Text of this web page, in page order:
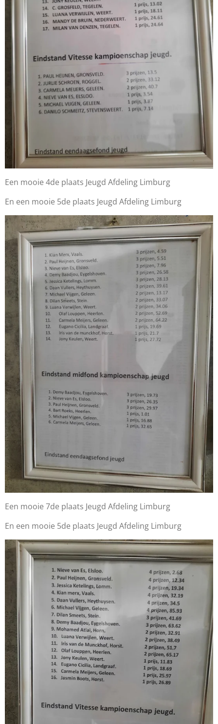
Een mooie 4de plaats Jeugd Afdeling Limburg
En een mooie 5de plaats Jeugd Afdeling Limburg
Een mooie 7de plaats Jeugd Afdeling Limburg
En een mooie 5de plaats Jeugd Afdeling Limburg